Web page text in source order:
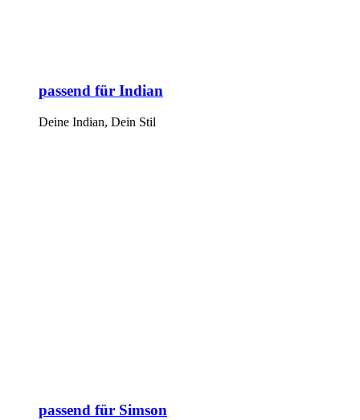
passend für Indian
Deine Indian, Dein Stil
passend für Simson